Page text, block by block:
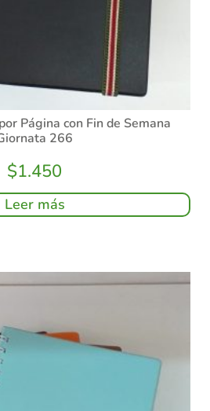
Página con Fin de Semana
266
$1.450
Leer más